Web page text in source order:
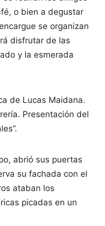
o bien a degustar
se organizan
disfrutar de las
y la esmerada
de Lucas Maidana.
Presentación del
abrió sus puertas
su fachada con el
ataban los
picadas en un